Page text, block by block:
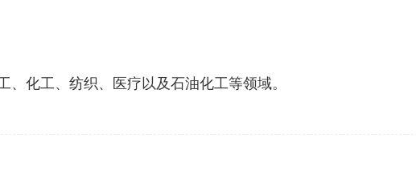
化工、纺织、医疗以及石油化工等领域。